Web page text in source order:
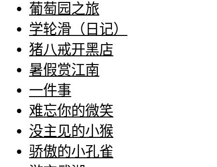
葡萄园之旅
学轮滑（日记）
猪八戒开黑店
暑假赏江南
一件事
难忘你的微笑
没主见的小猴
骄傲的小孔雀